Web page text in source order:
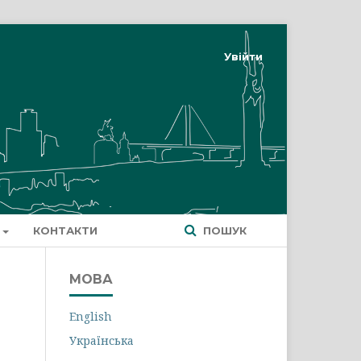
КОНТАКТИ ПОШУК
Увійти
МОВА
English
Українська